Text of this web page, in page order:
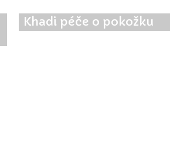
Khadi péče o pokožku